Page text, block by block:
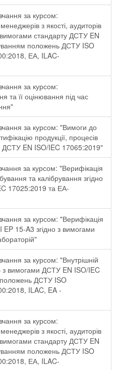
за курсом:
з якості, аудиторів
стандарту ДСТУ EN
положень ДСТУ ISO
ЕА, ILAC-
за курсом:
та її оцінювання під час
за курсом: "Вимоги до
продукції, процесів
ДСТУ EN ISO/IEC 17065:2019"
за курсом: "Верифікація
та калібрування згідно
17025:2019 та ЕА-
за курсом: "Верифікація
15-A3 згідно з вимогами
за курсом: "Внутрішній
з вимогами ДСТУ EN ISO/IEC
ДСТУ ISO
ILAC, EA -
за курсом:
з якості, аудиторів
стандарту ДСТУ EN
положень ДСТУ ISO
ЕА, ILAC-